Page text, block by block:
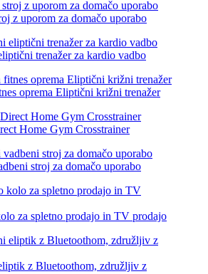
z uporom za domačo uporabo
trenažer za kardio vadbo
oprema Eliptični križni trenažer
Home Gym Crosstrainer
stroj za domačo uporabo
za spletno prodajo in TV prodajo
z Bluetoothom, združljiv z